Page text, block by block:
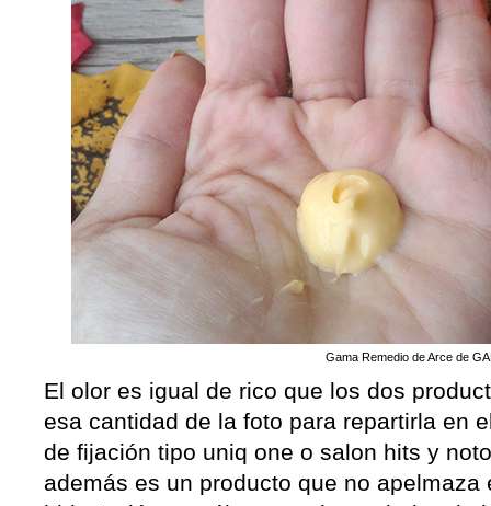
Gama Remedio de Arce de
El olor es igual de rico que los dos
esa cantidad de la foto para repartirla en
de fijación tipo uniq one o salon hits y
además es un producto que no